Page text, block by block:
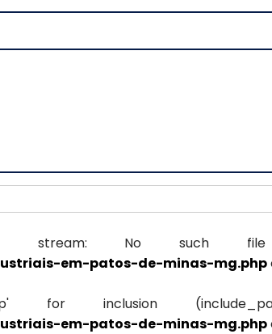
open stream: No
em-patos-de-minas-mg.php
for inclusion
em-patos-de-minas-mg.php